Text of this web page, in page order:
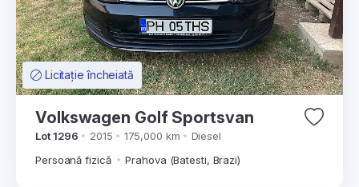
Licitație încheiată
Volkswagen Golf Sportsvan
Lot 1296 2015 175,000 km
Diesel
Persoană fizică
Prahova (Batesti, Brazi)